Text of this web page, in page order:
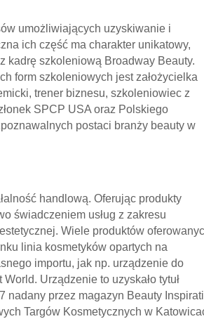
umożliwiających uzyskiwanie i
ich część ma charakter unikatowy,
kadrę szkoleniową Broadway Beauty.
form szkoleniowych jest założycielka
trener biznesu, szkoleniowiec z
SPCP USA oraz Polskiego
postaci branży beauty w
handlową. Oferując produkty
świadczeniem usług z zakresu
Wiele produktów
linia kosmetyków opartych na
importu, jak np. urządzenie do
Urządzenie to uzyskało tytuł
nadany przez magazyn Beauty
Targów Kosmetycznych w